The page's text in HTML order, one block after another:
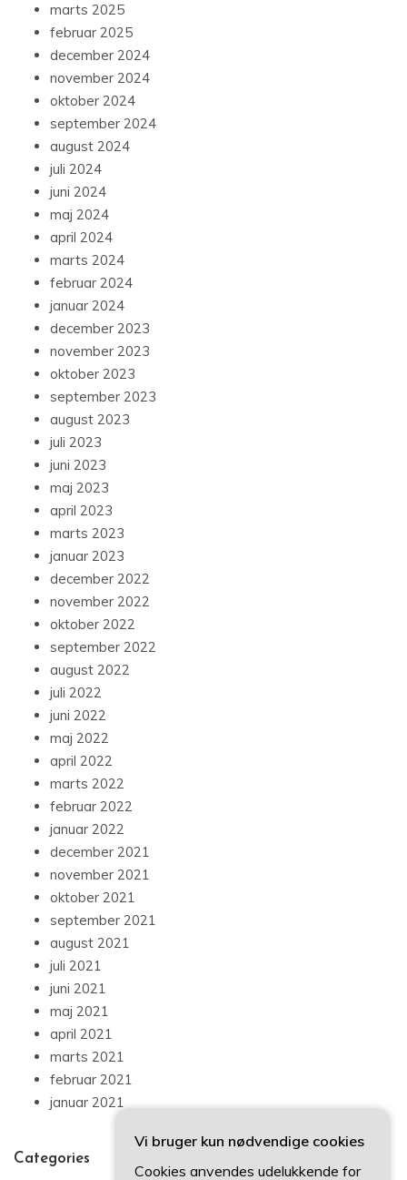
marts 2025
februar 2025
december 2024
november 2024
oktober 2024
september 2024
august 2024
juli 2024
juni 2024
maj 2024
april 2024
marts 2024
februar 2024
januar 2024
december 2023
november 2023
oktober 2023
september 2023
august 2023
juli 2023
juni 2023
maj 2023
april 2023
marts 2023
januar 2023
december 2022
november 2022
oktober 2022
september 2022
august 2022
juli 2022
juni 2022
maj 2022
april 2022
marts 2022
februar 2022
januar 2022
december 2021
november 2021
oktober 2021
september 2021
august 2021
juli 2021
juni 2021
maj 2021
april 2021
marts 2021
februar 2021
januar 2021
Categories
Vi bruger kun nødvendige cookies
Cookies anvendes udelukkende for